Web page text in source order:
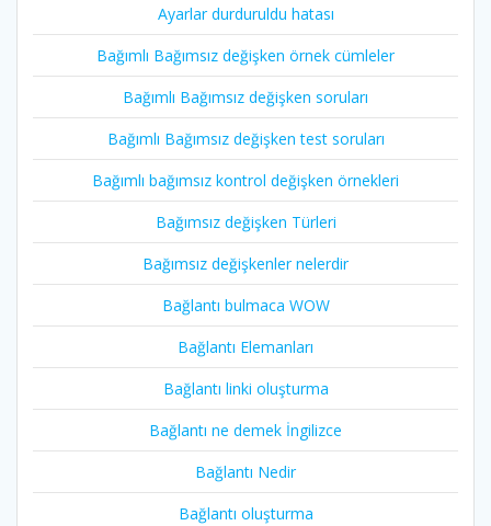
Ayarlar durduruldu hatası
Bağımlı Bağımsız değişken örnek cümleler
Bağımlı Bağımsız değişken soruları
Bağımlı Bağımsız değişken test soruları
Bağımlı bağımsız kontrol değişken örnekleri
Bağımsız değişken Türleri
Bağımsız değişkenler nelerdir
Bağlantı bulmaca WOW
Bağlantı Elemanları
Bağlantı linki oluşturma
Bağlantı ne demek İngilizce
Bağlantı Nedir
Bağlantı oluşturma